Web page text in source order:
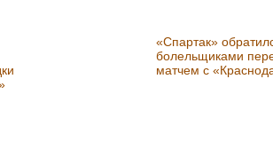
«Спартак»
болельщиками
матчем с